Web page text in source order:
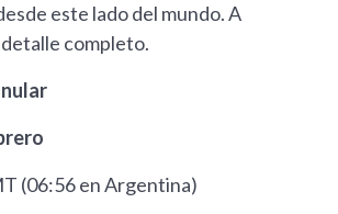
este lado del mundo. A
completo.
(06:56 en Argentina)